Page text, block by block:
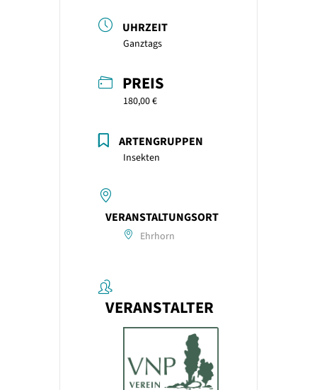
UHRZEIT
Ganztags
PREIS
180,00 €
ARTENGRUPPEN
Insekten
VERANSTALTUNGSORT
Ehrhorn
VERANSTALTER